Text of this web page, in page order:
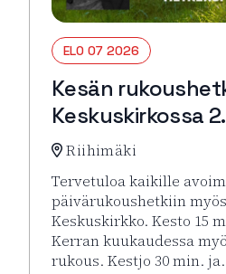
ELO 07 2026
Kesän
Keskuskirkossa
Riihimäki
Tervetuloa kaikille
päivärukoushetkiin
Keskuskirkko. Kesto 15
Kerran kuukaudessa
rukous. Kestjo 30 min.